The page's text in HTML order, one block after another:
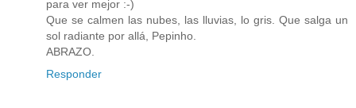
para ver mejor :-)
Que se calmen las nubes, las lluvias, lo gris. Que salga un
sol radiante por allá, Pepinho.
ABRAZO.
Responder